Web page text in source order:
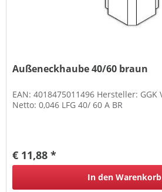
Außeneckhaube 40/60 braun
EAN: 4018475011496 Hersteller: GGK
Netto: 0,046 LFG 40/ 60 A BR
€ 11,88 *
In den Warenkorb